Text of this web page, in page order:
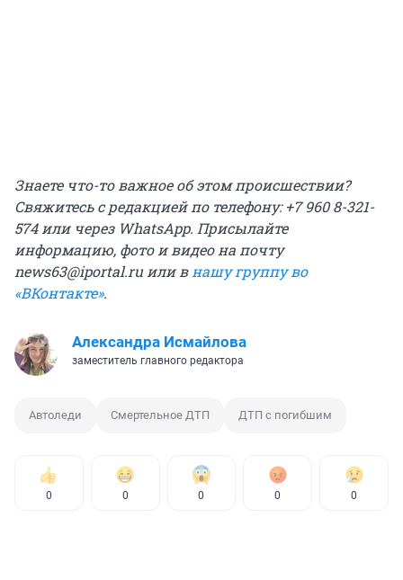
Знаете что-то важное об этом происшествии?
Свяжитесь с редакцией по телефону: +7 960 8-321-
574 или через WhatsApp. Присылайте
информацию, фото и видео на почту
news63@iportal.ru или в нашу группу во
«ВКонтакте».
Александра Исмайлова
заместитель главного редактора
Автоледи Смертельное ДТП ДТП с погибшим
0 0 0 0 0